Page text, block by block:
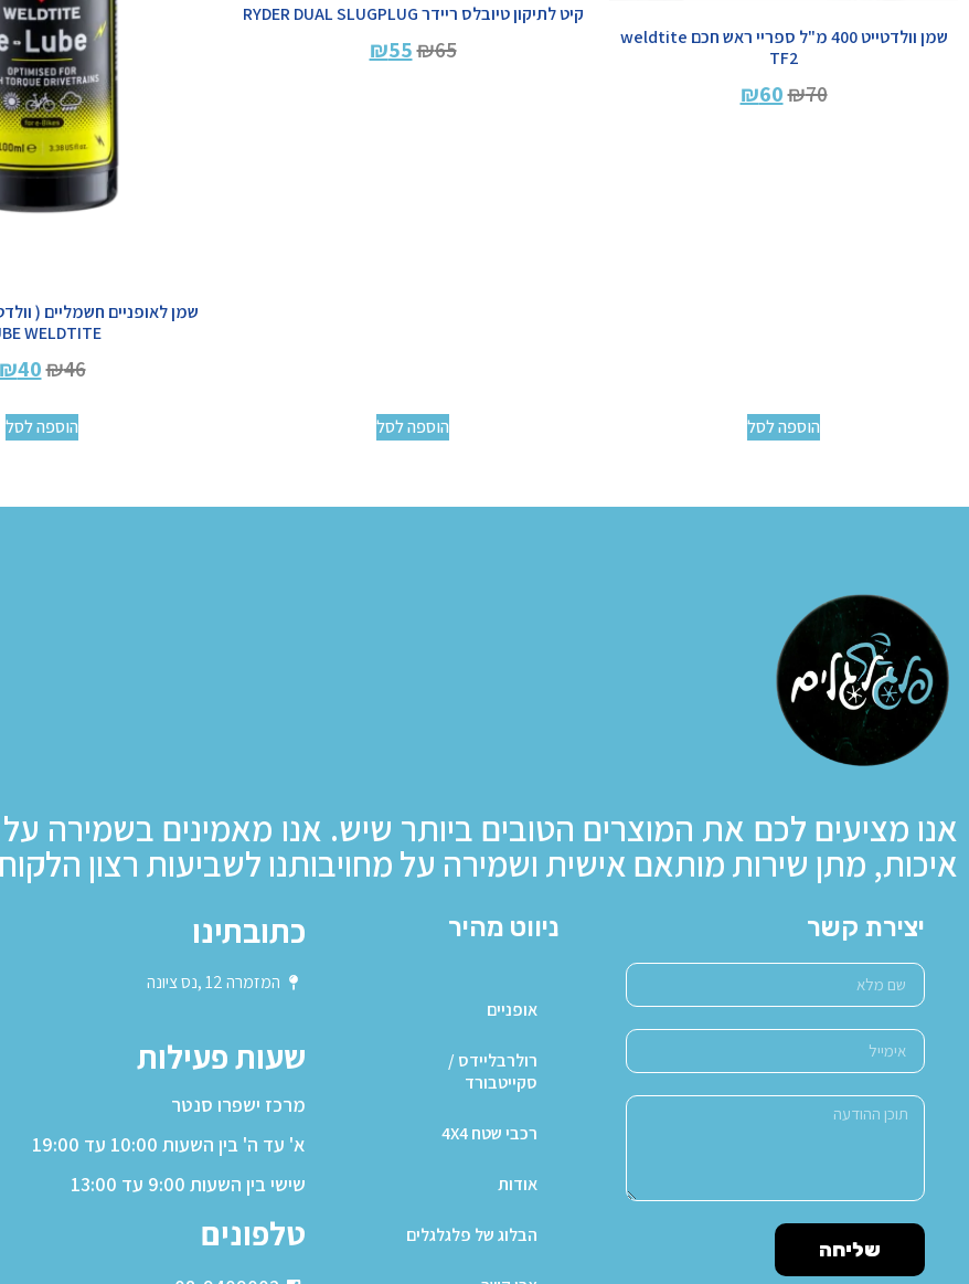
שמן וולדטייט 400 מ"ל ספריי ראש חכם weldtite
TF2
₪70
₪60
הוספה לסל
קיט לתיקון טיובלס ריידר RYDER DUAL SLUGPLUG
₪65
₪55
הוספה לסל
WELDTITE
₪46
₪40
הוספה לסל
אנו מציעים לכם את המוצרים הטובים ביותר שיש. אנו מאמינים בשמירה
איכות, מתן שירות מותאם אישית ושמירה על מחויבותנו לשביעות רצון
יצירת קשר
שליחה
ניווט מהיר
אופניים
רולרבליידס /
סקייטבורד
רכבי שטח 4X4
אודות
הבלוג של פלגלגלים
כתובתינו
המזמרה 12 ,נס ציונה
שעות פעילות
מרכז ישפרו סנטר
א' עד ה' בין השעות 10:00 עד 19:00
שישי בין השעות 9:00 עד 13:00
טלפונים